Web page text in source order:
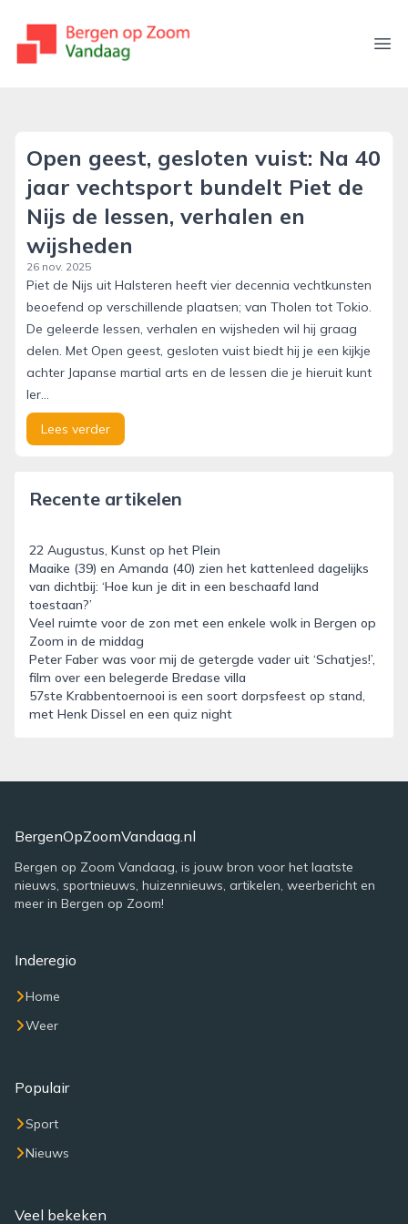
bergenopzoomvandaag.nl
Open geest, gesloten vuist: Na 40
jaar vechtsport bundelt Piet de
Nijs de lessen, verhalen en
wijsheden
26 nov. 2025
Piet de Nijs uit Halsteren heeft vier decennia vechtkunsten
beoefend op verschillende plaatsen; van Tholen tot Tokio.
De geleerde lessen, verhalen en wijsheden wil hij graag
delen. Met Open geest, gesloten vuist biedt hij je een kijkje
achter Japanse martial arts en de lessen die je hieruit kunt
ler...
Lees verder
Recente artikelen
22 Augustus, Kunst op het Plein
Maaike (39) en Amanda (40) zien het kattenleed dagelijks
van dichtbij: ‘Hoe kun je dit in een beschaafd land
toestaan?’
Veel ruimte voor de zon met een enkele wolk in Bergen op
Zoom in de middag
Peter Faber was voor mij de getergde vader uit ‘Schatjes!’,
film over een belegerde Bredase villa
57ste Krabbentoernooi is een soort dorpsfeest op stand,
met Henk Dissel en een quiz night
BergenOpZoomVandaag.nl
Bergen op Zoom Vandaag, is jouw bron voor het laatste
nieuws, sportnieuws, huizennieuws, artikelen, weerbericht en
meer in Bergen op Zoom!
Inderegio
Home
Weer
Populair
Sport
Nieuws
Veel bekeken